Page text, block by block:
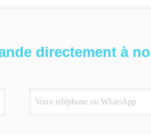
directement à